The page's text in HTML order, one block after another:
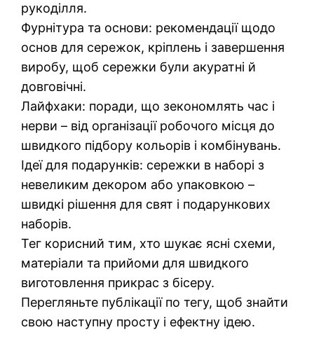
рукоділля.
Фурнітура та основи: рекомендації щодо
основ для сережок, кріплень і завершення
виробу, щоб сережки були акуратні й
довговічні.
Лайфхаки: поради, що зекономлять час і
нерви – від організації робочого місця до
швидкого підбору кольорів і комбінувань.
Ідеї для подарунків: сережки в наборі з
невеликим декором або упаковкою –
швидкі рішення для свят і подарункових
наборів.
Тег корисний тим, хто шукає ясні схеми,
матеріали та прийоми для швидкого
виготовлення прикрас з бісеру.
Перегляньте публікації по тегу, щоб знайти
свою наступну просту і ефектну ідею.